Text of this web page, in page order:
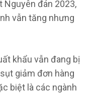
Nguyên đán 2023,
vẫn tăng nhưng
khẩu vẫn đang bị
giảm đơn hàng
biệt là các ngành